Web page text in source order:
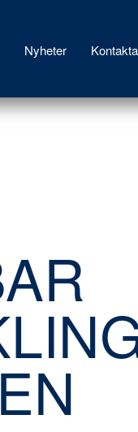
Nyheter